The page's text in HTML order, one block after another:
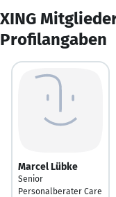
XING
Profilangaben
Marcel Lübke
Senior
Personalberater Care